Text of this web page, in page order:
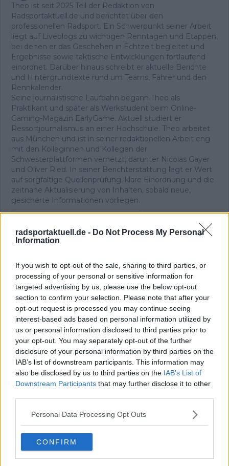
radsportaktuell.de - Do Not Process My Personal
Information
If you wish to opt-out of the sale, sharing to third parties, or
processing of your personal or sensitive information for
targeted advertising by us, please use the below opt-out
section to confirm your selection. Please note that after your
opt-out request is processed you may continue seeing
interest-based ads based on personal information utilized by
us or personal information disclosed to third parties prior to
your opt-out. You may separately opt-out of the further
disclosure of your personal information by third parties on the
IAB’s list of downstream participants. This information may
also be disclosed by us to third parties on the IAB’s List of
Downstream Participants that may further disclose it to other
Personal Data Processing Opt Outs
CONFIRM
Theo ist seit 2025 Teil der Redaktion von
Radsportaktuell.de und berichtet über den
professionellen Radsport. Ein Schwerpunkt seiner Arbeit
liegt auf Liveblogs zu wichtigen Renntagen und Etappen,
bei denen er das Geschehen in Echtzeit begleitet und
Ergebnisse sowie taktische Entwicklungen fortlaufend
einordnet. Darüber hinaus schreibt er aktuelle Berichte
und Hintergrundtexte rund um Teams, Fahrer und den
Rennkalender.
Seine journalistische Laufbahn begann Theo als
Praktikant und später als Werkstudent beim Online-
Gaming-Magazin EarlyGame. Aktuell studiert er
Ressortjournalismus an einer Hochschule. Theo arbeitet
aus München und ist in seiner redaktionellen Arbeit eng
mit den Kolleginnen und Kollegen der
Schwesterplattformen vernetzt, darunter Nicolas Gayer
und Oliver Ried. In seiner Berichterstattung legt er Wert
auf sorgfältige Quellenprüfung, klare Einordnung und die
zeitnahe Aktualisierung von Inhalten, sobald neue,
gesicherte Informationen vorliegen.
Klatscht 1
Besucher
1
Vorheriger Artikel
Historischer Auftakt in
Katalonien – das sind
die großen Themen
der Tour de France
2026
Nächster Artikel
„Pogačar kann mit
einer Minute
Vorsprung den Gipfel
erreichen“:
Rasmussen zweifelt
am Landsmann
Vingegaard am
Tourmalet